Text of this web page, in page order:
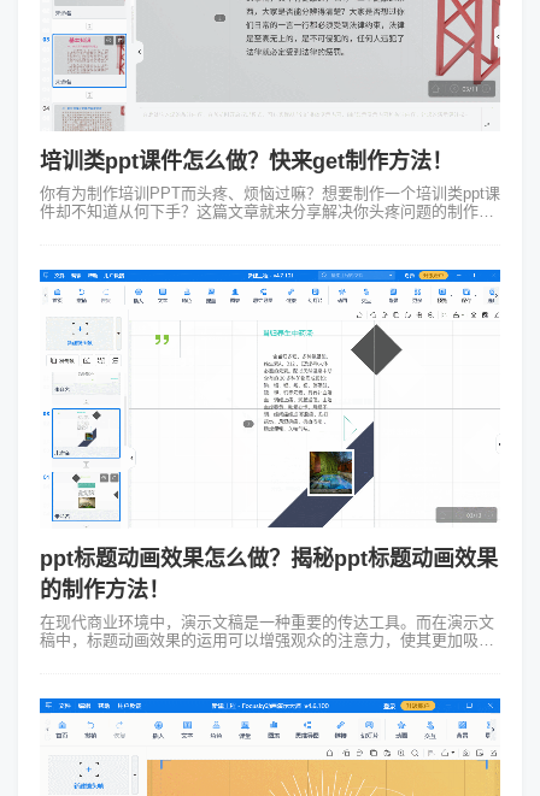
培训类ppt课件怎么做？快来get制作方法！
你有为制作培训PPT而头疼、烦恼过嘛？想要制作一个培训类ppt课
件却不知道从何下手？这篇文章就来分享解决你头疼问题的制作方
ppt标题动画效果怎么做？揭秘ppt标题动画效果
的制作方法！
在现代商业环境中，演示文稿是一种重要的传达工具。而在演示文
稿中，标题动画效果的运用可以增强观众的注意力，使其更加吸引